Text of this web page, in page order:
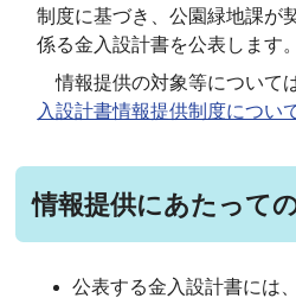
制度に基づき、公園緑地課が
係る金入設計書を公表します。
情報提供の対象等については
入設計書情報提供制度につい
情報提供にあたって
公表する金入設計書には